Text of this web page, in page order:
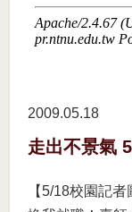
2009.05 18
走出不景氣
【5/18校園記